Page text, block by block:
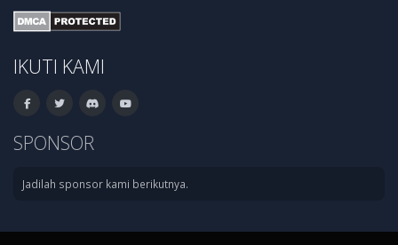
IKUTI KAMI
SPONSOR
Jadilah sponsor kami berikutnya.